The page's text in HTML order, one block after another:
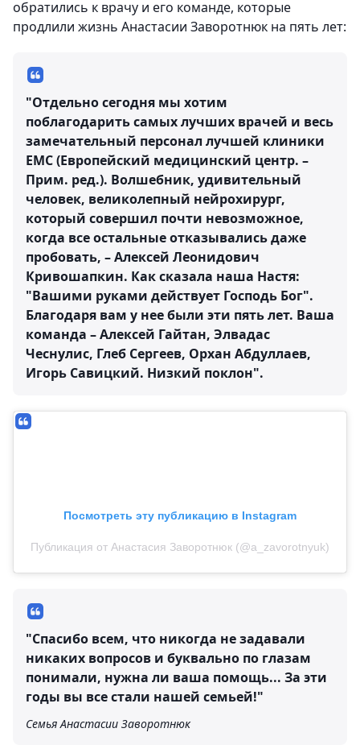
обратились к врачу и его команде, которые
продлили жизнь Анастасии Заворотнюк на пять лет:
"Отдельно сегодня мы хотим
поблагодарить самых лучших врачей и весь
замечательный персонал лучшей клиники
ЕМС (Европейский медицинский центр. –
Прим. ред.). Волшебник, удивительный
человек, великолепный нейрохирург,
который совершил почти невозможное,
когда все остальные отказывались даже
пробовать, – Алексей Леонидович
Кривошапкин. Как сказала наша Настя:
"Вашими руками действует Господь Бог".
Благодаря вам у нее были эти пять лет. Ваша
команда – Алексей Гайтан, Элвадас
Чеснулис, Глеб Сергеев, Орхан Абдуллаев,
Игорь Савицкий. Низкий поклон".
Посмотреть эту публикацию в Instagram
Публикация от Анастасия Заворотнюк (@a_zavorotnyuk)
"Спасибо всем, что никогда не задавали
никаких вопросов и буквально по глазам
понимали, нужна ли ваша помощь... За эти
годы вы все стали нашей семьей!"
Семья Анастасии Заворотнюк